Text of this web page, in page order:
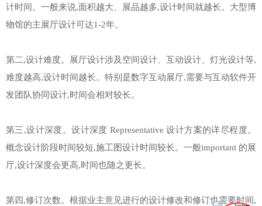
计时间。一般来说,面积越大、展品越多,设计时间就越长。大型博
物馆的主展厅设计可达1-2年。
第二,设计难度。展厅设计涉及空间设计、互动设计、灯光设计等,
难度越高,设计时间越长。特别是数字互动展厅,需要与互动软件开
发团队协同设计,时间会相对较长。
第三,设计深度。设计深度 Representative 设计方案的详尽程度。
概念设计阶段时间较短,施工图设计时间较长。一般important 的展
厅,设计深度会更高,时间也随之更长。
第四,修订次数。根据业主意见进行的设计修改和修订也需要时间,